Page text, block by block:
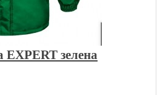
EXPERT зелена